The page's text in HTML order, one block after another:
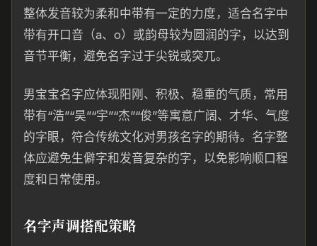
整体发音较为柔和中带有一定的力度，适合名字中
带有开口音（a、o）或韵母较为圆润的字，以达到
音节平衡，避免名字过于尖锐或突兀。
男宝宝名字应体现阳刚、积极、稳重的气质，常用
带有“浩”“昊”“宇”“杰”“俊”等寓意广阔、才华、气度
的字眼，符合传统文化对男孩名字的期待。名字整
体应避免生僻字和发音复杂的字，以免影响顺口程
度和日常使用。
名字声调搭配策略